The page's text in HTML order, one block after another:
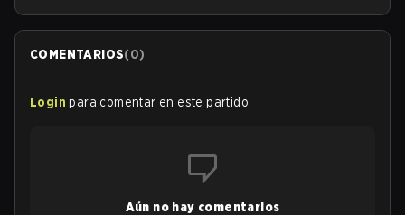
COMENTARIOS(0)
Login para comentar en este partido
Aún no hay comentarios